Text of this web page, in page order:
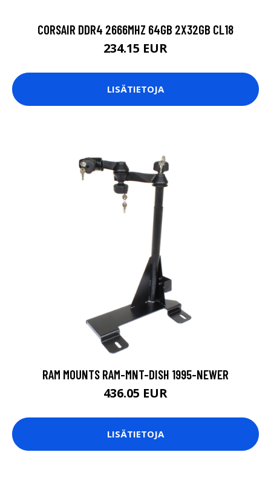
CORSAIR DDR4 2666MHZ 64GB 2X32GB CL18
234.15 EUR
LISÄTIETOJA
RAM MOUNTS RAM-MNT-DISH 1995-NEWER
436.05 EUR
LISÄTIETOJA